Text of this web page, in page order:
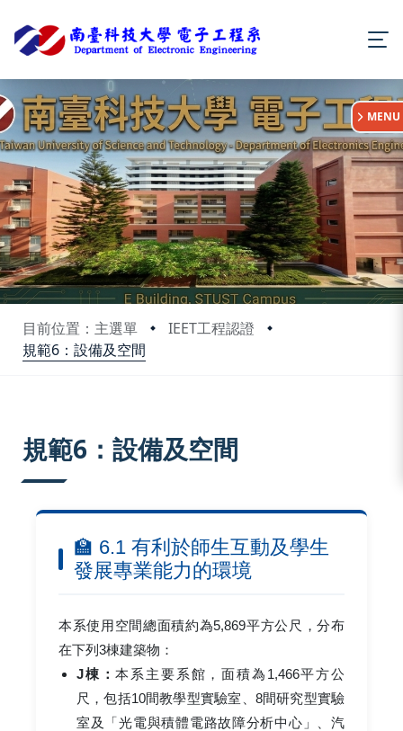
目前位置：主選單
IEET工程認證
規範6：設備及空間
:::
MENU
規範6：設備及空間
🏫 6.1 有利於師生互動及學生
發展專業能力的環境
本系使用空間總面積約為5,869平方公尺，分布
在下列3棟建築物：
J棟：本系主要系館，面積為1,466平方公
尺，包括10間教學型實驗室、8間研究型實驗
室及「光電與積體電路故障分析中心」、汽